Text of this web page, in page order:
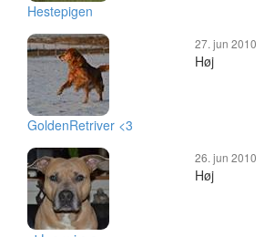
Hestepigen
GoldenRetriver <3
27. jun 2010
Høj
26. jun 2010
Høj